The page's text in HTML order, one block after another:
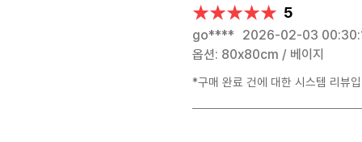
★★★★★
★★★★★ 5
go**** 2026-02-03
옵션: 80x80cm / 베이지
*구매 완료 건에 대한 시스템 리뷰